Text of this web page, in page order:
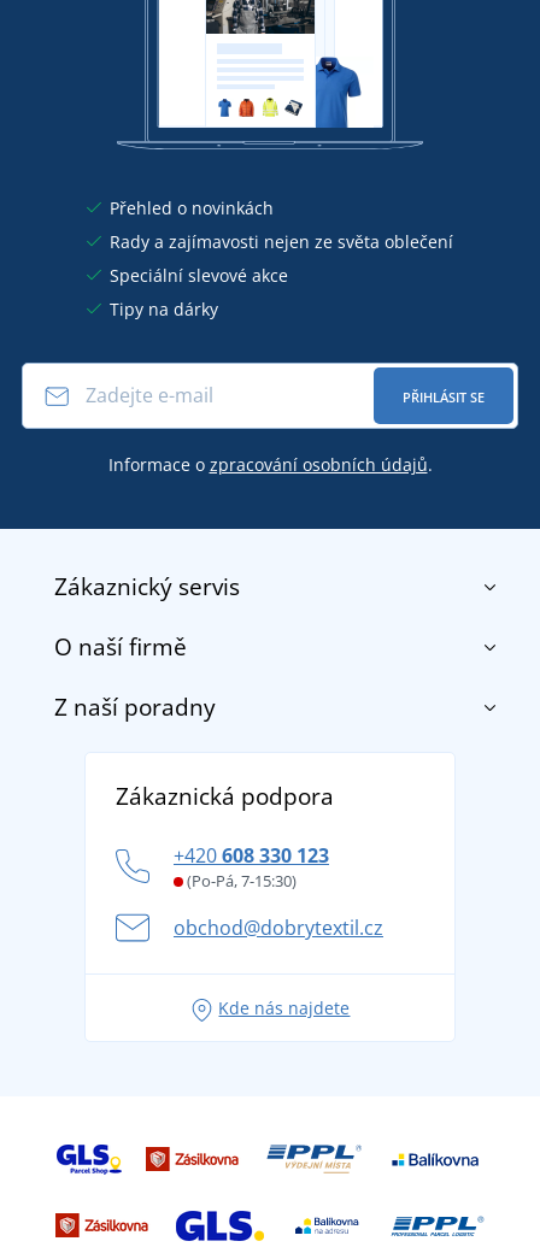
Přehled o novinkách
Rady a zajímavosti nejen ze světa oblečení
Speciální slevové akce
Tipy na dárky
PŘIHLÁSIT SE
Informace o zpracování osobních údajů.
Zákaznický servis
Kontakt
Doprava a platba
Vrácení zboží a reklamace
Potisk a výšivka
Věrnostní program BONTIS +
O naší firmě
O nás
DobrýTextil pro firmy a organizace
Z naší poradny
tradicí od roku 1976
Letní dobrodružství začíná balením aneb připravte
se na dovolenou bez starostí
Tipy na svěží outfity pro pohodové léto
Zákaznická podpora
+420608 330 123
(Po-Pá, 7-15:30)
obchod@dobrytextil.cz
Kde nás najdete